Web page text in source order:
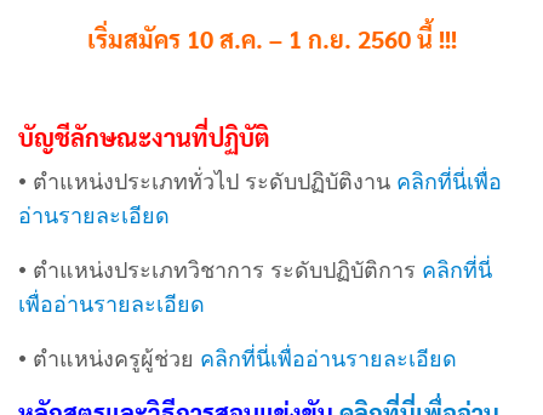
เริ่มสมัคร 10 ส.ค. – 1 ก.ย. 2560 นี้ !!!
บัญชีลักษณะงานที่ปฏิบัติ
• ตำแหน่งประเภททั่วไป ระดับปฏิบัติงาน คลิกที่นี่เพื่อ
อ่านรายละเอียด
• ตำแหน่งประเภทวิชาการ ระดับปฏิบัติการ คลิกที่นี่
เพื่ออ่านรายละเอียด
• ตำแหน่งครูผู้ช่วย คลิกที่นี่เพื่ออ่านรายละเอียด